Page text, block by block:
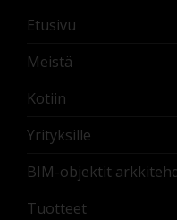
Etusivu
Meistä
Kotiin
Yrityksille
BIM-objektit
Tuotteet